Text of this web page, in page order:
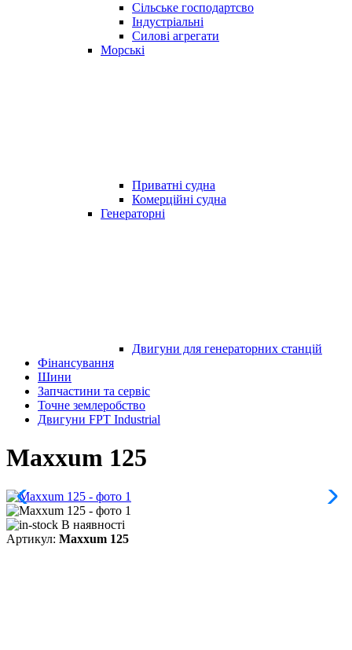
Сільське господартсво
Індустріальні
Силові агрегати
Морські
Приватні судна
Комерційні судна
Генераторні
Двигуни для генераторних станцій
Фінансування
Шини
Запчастини та сервіс
Точне землеробство
Двигуни FPT Industrial
Maxxum 125
В наявності
Артикул: Maxxum 125